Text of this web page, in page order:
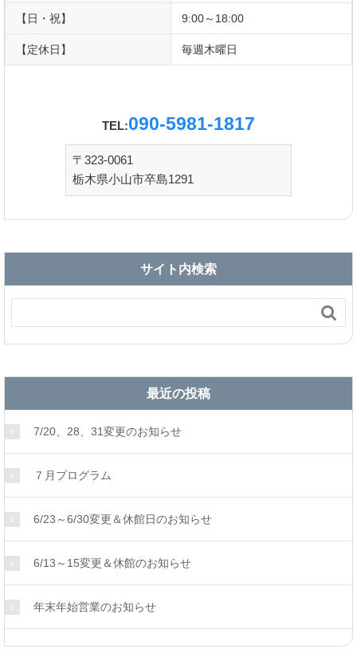
【日・祝】 9:00～18:00
【定休日】 毎週木曜日
TEL:090-5981-1817
〒323-0061
栃木県小山市卒島1291
サイト内検索

最近の投稿
7/20、28、31変更のお知らせ
７月プログラム
6/23～6/30変更＆休館日のお知らせ
6/13～15変更＆休館のお知らせ
年末年始営業のお知らせ